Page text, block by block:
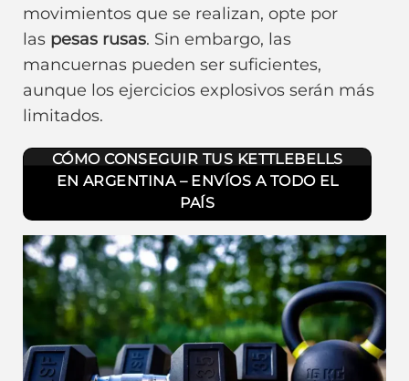
movimientos que se realizan, opte por
las pesas rusas. Sin embargo, las
mancuernas pueden ser suficientes,
aunque los ejercicios explosivos serán más
limitados.
CÓMO CONSEGUIR TUS KETTLEBELLS
EN ARGENTINA – ENVÍOS A TODO EL
PAÍS